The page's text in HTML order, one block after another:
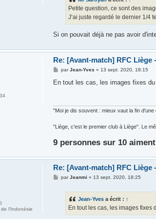
Petite question, ce sont des
J’ai juste regardé le dernier 1/4
Si on pouvait déjà ne pas avoir
Re: [Avant-match] RFC Liège
M
s
parJean-Yves » 13 sept. 2020, 18:15
En tout les cas, les images fixes
"Moi je dis souvent : mieux vaut la fin
"Liège, c'est le premier club à Liège". Le
9 personnes sur 10
l'Indonésie
Re: [Avant-match] RFC Liège
MparJeanmi » 13 sept. 2020, 18:25
Jean-Yves a écrit : ↑
En tout les cas, les images fixes